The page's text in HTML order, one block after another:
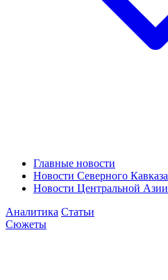
Главные новости
Новости Северного Кавказа
Новости Центральной Азии
Аналитика Статьи
Сюжеты